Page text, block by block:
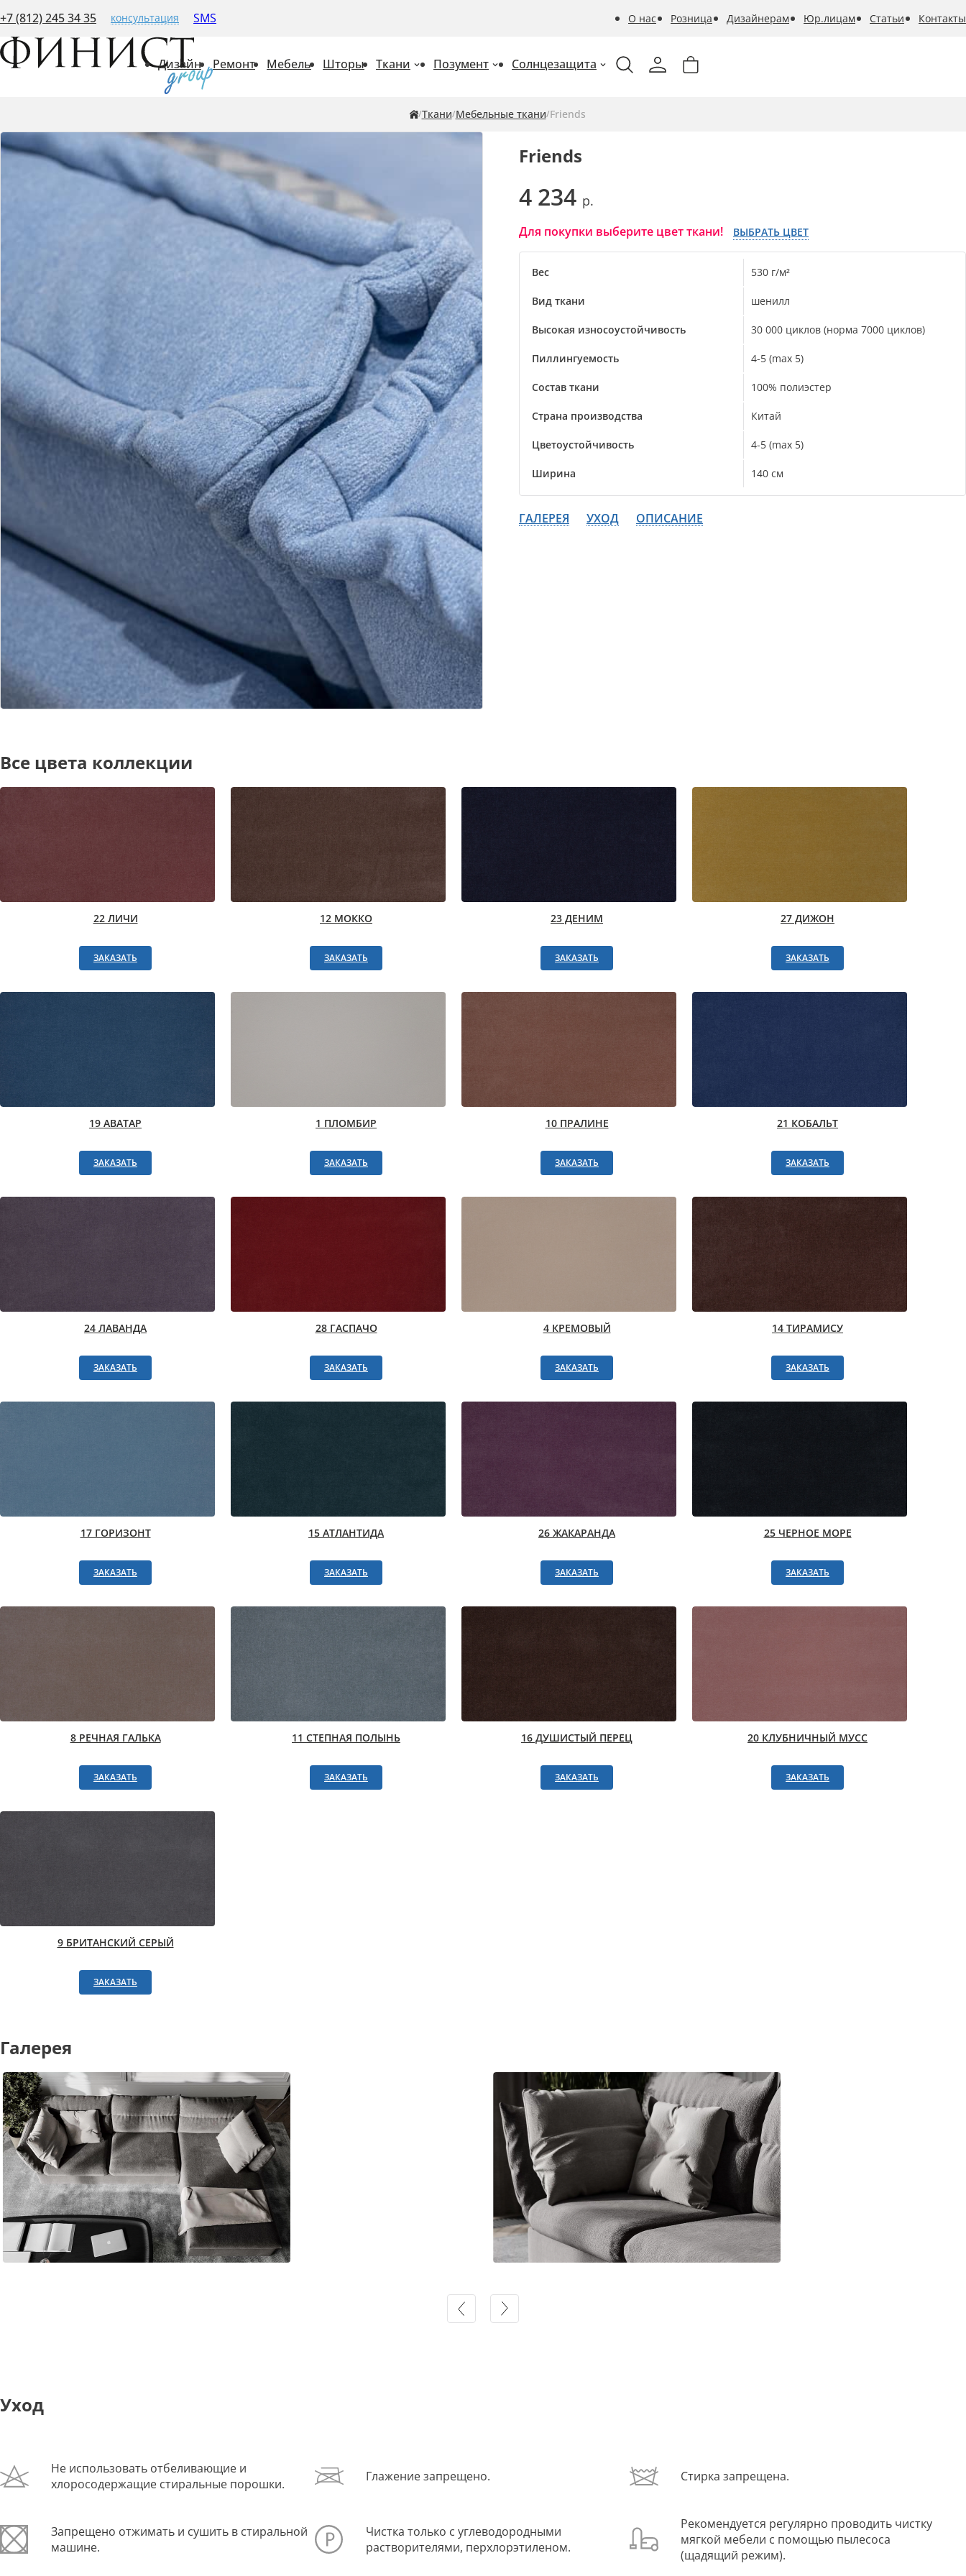
+7 (812) 245 34 35 консультация SMS О нас Розница Дизайнерам Юр.лицам Статьи Контакты
Дизайн Ремонт Мебель Шторы Ткани Позумент Солнцезащита
Ткани Мебельные ткани Friends
Friends
4 234
Для покупки выберите цвет ткани! ВЫБРАТЬ ЦВЕТ
Вес 530 г/м²
Вид ткани шенилл
Высокая износоустойчивость 30 000 циклов (норма 7000 циклов)
Пиллингуемость 4-5 (max 5)
Состав ткани 100% полиэстер
Страна производства Китай
Цветоустойчивость 4-5 (max 5)
Ширина 140 см
ГАЛЕРЕЯ УХОД ОПИСАНИЕ
Все цвета коллекции
22 ЛИЧИ
ЗАКАЗАТЬ
12 МОККО
ЗАКАЗАТЬ
23 ДЕНИМ
ЗАКАЗАТЬ
27 ДИЖОН
ЗАКАЗАТЬ
19 АВАТАР
ЗАКАЗАТЬ
1 ПЛОМБИР
ЗАКАЗАТЬ
10 ПРАЛИНЕ
ЗАКАЗАТЬ
21 КОБАЛЬТ
ЗАКАЗАТЬ
24 ЛАВАНДА
ЗАКАЗАТЬ
28 ГАСПАЧО
ЗАКАЗАТЬ
4 КРЕМОВЫЙ
ЗАКАЗАТЬ
14 ТИРАМИСУ
ЗАКАЗАТЬ
17 ГОРИЗОНТ
ЗАКАЗАТЬ
15 АТЛАНТИДА
ЗАКАЗАТЬ
26 ЖАКАРАНДА
ЗАКАЗАТЬ
25 ЧЕРНОЕ МОРЕ
ЗАКАЗАТЬ
8 РЕЧНАЯ ГАЛЬКА
ЗАКАЗАТЬ
11 СТЕПНАЯ ПОЛЫНЬ
ЗАКАЗАТЬ
16 ДУШИСТЫЙ ПЕРЕЦ
ЗАКАЗАТЬ
20 КЛУБНИЧНЫЙ МУСС
ЗАКАЗАТЬ
9 БРИТАНСКИЙ СЕРЫЙ
ЗАКАЗАТЬ
Галерея
Уход
Не использовать отбеливающие и
хлоросодержащие стиральные порошки.
Глажение запрещено. Стирка запрещена.
Запрещено отжимать и сушить в стиральной
машине.
Чистка только с углеводородными
растворителями, перхлорэтиленом.
Рекомендуется регулярно проводить чистку
мягкой мебели с помощью пылесоса
(щадящий режим).